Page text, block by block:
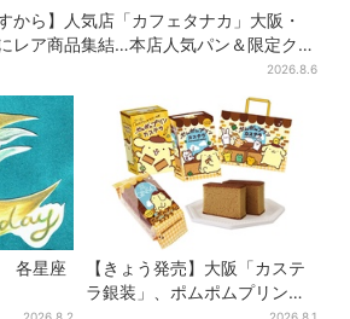
すから】人気店「カフェタナカ」大阪・
レア商品集結…本店人気パン＆限定クッ
2026.8.6
各星座
2026.8.2
【きょう発売】大阪「カステ
ラ銀装」、ポムポムプリンと
2026.8.1